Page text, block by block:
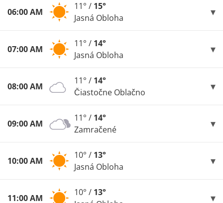
06:00 AM
11° / 15°
Jasná Obloha
07:00 AM
11° / 14°
Jasná Obloha
08:00 AM
11° / 14°
Čiastočne Oblačno
09:00 AM
11° / 14°
Zamračené
10:00 AM
10° / 13°
Jasná Obloha
11:00 AM
10° / 13°